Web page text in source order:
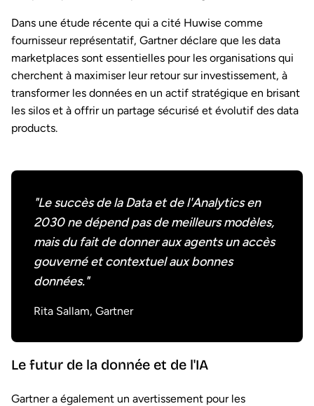
Dans une étude récente qui a cité Huwise comme
fournisseur représentatif, Gartner déclare que les data
marketplaces sont essentielles pour les organisations qui
cherchent à maximiser leur retour sur investissement, à
transformer les données en un actif stratégique en brisant
les silos et à offrir un partage sécurisé et évolutif des data
products.
"Le succès de la Data et de l'Analytics en
2030 ne dépend pas de meilleurs modèles,
mais du fait de donner aux agents un accès
gouverné et contextuel aux bonnes
données."
Rita Sallam, Gartner
Le futur de la donnée et de l'IA
Gartner a également un avertissement pour les